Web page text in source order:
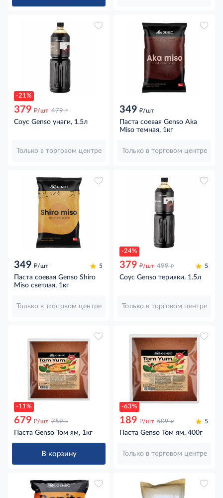
-21%
379 д/шт 479 д
Соус Genso унаги, 1.5л
Только в торговом центре
349 д/шт
Паста соевая Genso Aka
Miso темная, 1кг
Только в торговом центре
349 д/шт 5
Паста соевая Genso Shiro
Miso светлая, 1кг
Только в торговом центре
-24%
379 д/шт 499 д 5
Соус Genso терияки, 1.5л
Только в торговом центре
-11%
679 д/шт 759 д
Паста Genso Том ям, 1кг
В корзину
-63%
189 д/шт 509 д 5
Паста Genso Том ям, 400г
Только в торговом центре